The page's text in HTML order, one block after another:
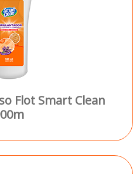
Flot Smart Clean